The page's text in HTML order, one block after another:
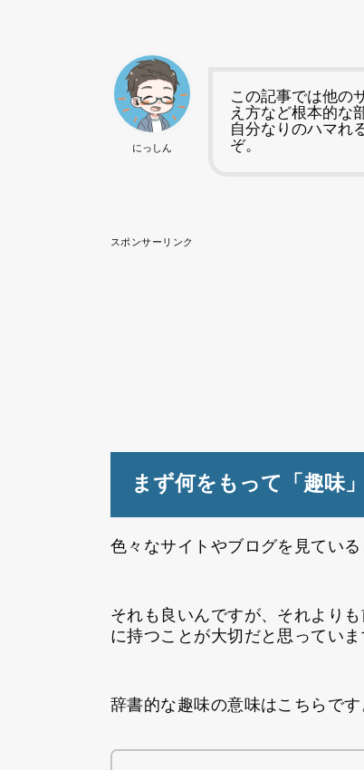
にっしん
この記事では他の
え方など根本的な
自分なりのハマれ
ぞ。
スポンサーリンク
まず何をもって「趣味
色々なサイトやブログを見てい
それも良いんですが、それより
に持つことが大切だと思っていま
辞書的な趣味の意味はこちらです